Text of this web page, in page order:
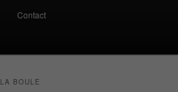
Contact
LA BOULE